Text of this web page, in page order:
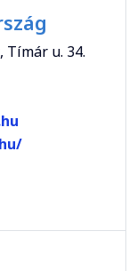
Tímár u. 34.